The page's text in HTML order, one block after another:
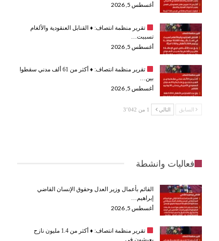
أغسطس 5, 2026
تقرير منظمة انتصاف: ♦️القنابل العنقودية والألغام
تسببت…
أغسطس 5, 2026
تقرير منظمة انتصاف: ♦️
أكثر من 61 ألف مدني سقطوا
بين…
أغسطس 5, 2026
السابق التالي 1 من 3٬042
فعاليات وانشطة
القائم بأعمال وزير العدل وحقوق الإنسان القاضي
إبراهيم…
أغسطس 5, 2026
تقرير منظمة انتصاف: ♦️
أكثر من 1.4 مليون نازح
يعيشون في…